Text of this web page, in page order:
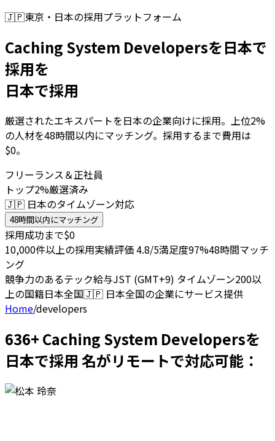
🇯🇵東京・日本の採用プラットフォーム
Caching System Developersを日本で
採用を
日本で採用
厳選されたエキスパートを日本の企業向けに採用。上位2%
の人材を48時間以内にマッチング。採用するまで費用は
$0。
フリーランス＆正社員
トップ2%厳選済み
🇯🇵 日本のタイムゾーン対応
48時間以内にマッチング
採用成功まで$0
10,000件以上の採用実績評価 4.8/5満足度97%48時間マッチ
ング
競争力のあるテック給与JST (GMT+9) タイムゾーン200以
上の国籍日本全国🇯🇵 日本全国の企業にサービス提供
Home/developers
636+ Caching System Developersを
日本で採用 名がリモートで対応可能：